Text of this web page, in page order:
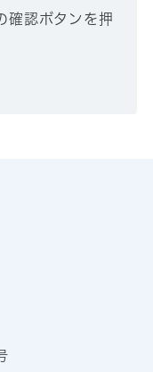
確認ボタンを押